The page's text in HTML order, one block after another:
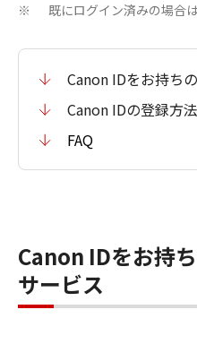
※ 既にログイン済みの場合
Canon IDをお持ち
Canon IDの登録方法
FAQ
Canon IDをお持
サービス